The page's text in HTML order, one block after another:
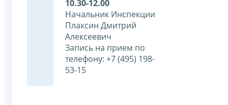
10.30-12.00
Начальник Инспекции
Плаксин Дмитрий
Алексеевич
Запись на прием по
телефону: +7 (495) 198-
53-15